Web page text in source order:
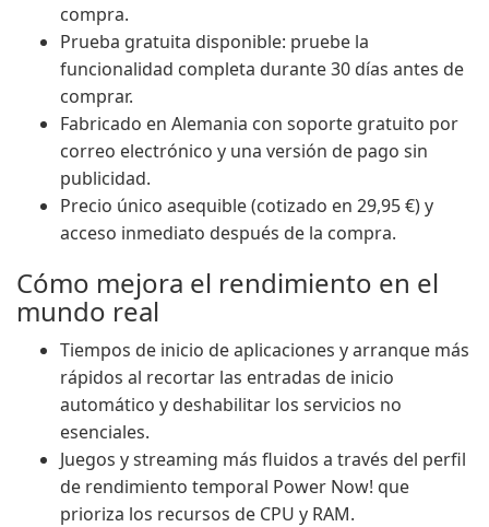
compra.
Prueba gratuita disponible: pruebe la
funcionalidad completa durante 30 días antes de
comprar.
Fabricado en Alemania con soporte gratuito por
correo electrónico y una versión de pago sin
publicidad.
Precio único asequible (cotizado en 29,95 €) y
acceso inmediato después de la compra.
Cómo mejora el rendimiento en el
mundo real
Tiempos de inicio de aplicaciones y arranque más
rápidos al recortar las entradas de inicio
automático y deshabilitar los servicios no
esenciales.
Juegos y streaming más fluidos a través del perfil
de rendimiento temporal Power Now! que
prioriza los recursos de CPU y RAM.